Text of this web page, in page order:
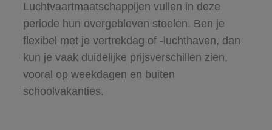
Luchtvaartmaatschappijen vullen in deze
periode hun overgebleven stoelen. Ben je
flexibel met je vertrekdag of -luchthaven, dan
kun je vaak duidelijke prijsverschillen zien,
vooral op weekdagen en buiten
schoolvakanties.